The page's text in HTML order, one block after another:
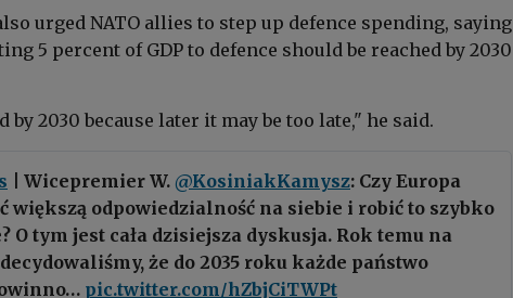
urged NATO allies to step up defence spending, saying
5 percent of GDP to defence should be reached by 2030
by 2030 because later it may be too late," he said.
| Wicepremier W. @KosiniakKamysz: Czy Europa
większą odpowiedzialność na siebie i robić to szybko
O tym jest cała dzisiejsza dyskusja. Rok temu na
że do 2035 roku każde państwo
pic.twitter.com/hZbjCiTWPt